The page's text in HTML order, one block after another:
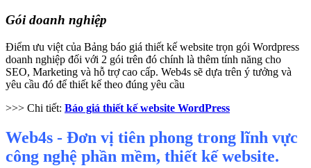
Gói doanh nghiệp
Điểm ưu việt của Bảng báo giá thiết kế website trọn gói Wordpress
doanh nghiệp đối với 2 gói trên đó chính là thêm tính năng cho
SEO, Marketing và hỗ trợ cao cấp. Web4s sẽ dựa trên ý tưởng và
yêu cầu đó để thiết kế theo đúng yêu cầu
>>> Chi tiết: Báo giá thiết kế website WordPress
Web4s - Đơn vị tiên phong trong lĩnh vực
công nghệ phần mềm, thiết kế website.